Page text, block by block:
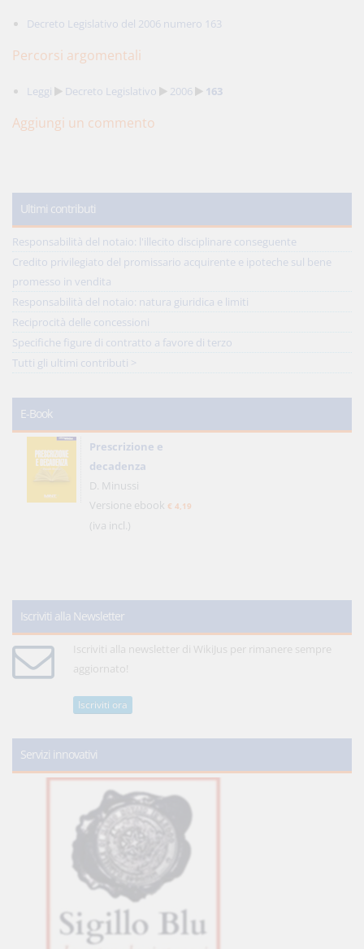
Decreto Legislativo del 2006 numero 163
Percorsi argomentali
Leggi Decreto Legislativo 2006 163
Aggiungi un commento
Ultimi contributi
Responsabilità del notaio: l'illecito disciplinare conseguente
Credito privilegiato del promissario acquirente e ipoteche sul bene
promesso in vendita
Responsabilità del notaio: natura giuridica e limiti
Reciprocità delle concessioni
Specifiche figure di contratto a favore di terzo
Tutti gli ultimi contributi >
E-Book
Prescrizione e
decadenza
D. Minussi
Versione ebook € 4,19
(iva incl.)
Iscriviti alla Newsletter
Iscriviti alla newsletter di WikiJus per rimanere sempre
aggiornato!
Iscriviti ora
Servizi innovativi